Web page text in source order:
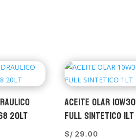
20LT
ACEITE OLAR 10W30
FULL SINTETICO 1LT
S/ 29.00